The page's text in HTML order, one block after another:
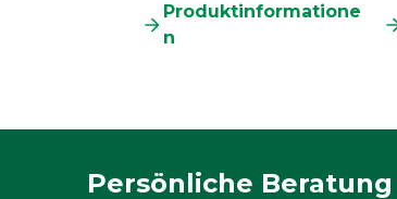
Produktinformatione
n
Persönliche Beratung